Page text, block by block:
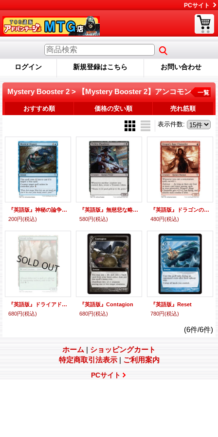
PCサイト
ログイン 新規登録はこちら お問い合わせ
Mystery Booster 2 > 【Mystery Booster 2】アンコモン 一覧
おすすめ順 価格の安い順 売れ筋順
表示件数:
『英語版』神秘の論争/Mystical Dispute
200円(税込)
『英語版』無慈悲な略奪者/Pitiless Plunderer
580円(税込)
『英語版』ドラゴンの怒りの媒介者/Dragon's Rage Channeler
480円(税込)
『英語版』ドライアドの東屋/Dryad Arbor
680円(税込)
『英語版』Contagion
680円(税込)
『英語版』Reset
780円(税込)
(6件/6件)
ホーム | ショッピングカート
特定商取引法表示 | ご利用案内
PCサイト